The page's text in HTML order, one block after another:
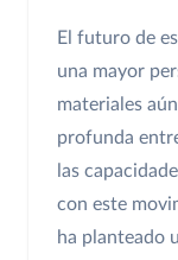
El futuro de
una mayor
materiales
profunda
las
con este
ha planteado